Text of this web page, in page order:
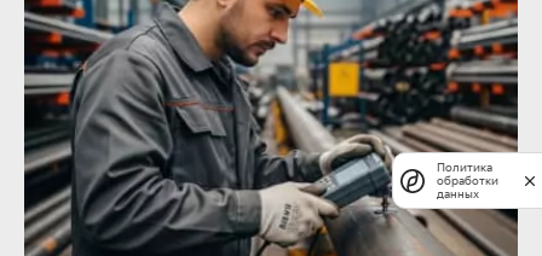
Политика
обработки
данных